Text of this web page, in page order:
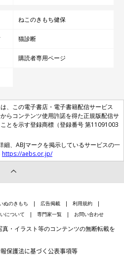
ねこのきもち健保
猫診断
購読者専用ページ
、この電子書店・電子書籍配信サービス
らコンテンツ使用許諾を得た正規版配信サ
とを示す登録商標（登録番号 第11091003
細、ABJマークを掲示しているサービスの一
https://aebs.or.jp/
ぬのきもち 広告掲載
利用規約
について 専門家一覧 お問い合わせ
・イラスト等のコンテンツの無断転載を
保護法に基づく公表事項等